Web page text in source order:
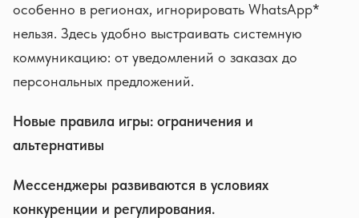
особенно в регионах, игнорировать WhatsApp*
нельзя. Здесь удобно выстраивать системную
коммуникацию: от уведомлений о заказах до
персональных предложений.
Новые правила игры: ограничения и
альтернативы
Мессенджеры развиваются в условиях
конкуренции и регулирования.